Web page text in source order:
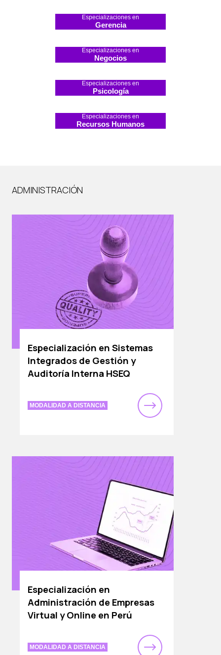
Especializaciones en
Gerencia
Especializaciones en
Negocios
Especializaciones en
Psicología
Especializaciones en
Recursos Humanos
ADMINISTRACIÓN
Especialización en Sistemas
Integrados de Gestión y
Auditoría Interna HSEQ
MODALIDAD A DISTANCIA
Especialización en
Administración de Empresas
Virtual y Online en Perú
MODALIDAD A DISTANCIA